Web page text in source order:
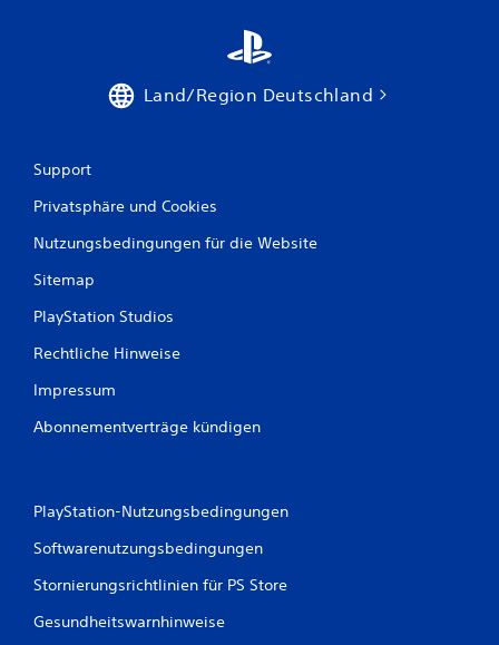
a
s
b
d
n
n
n
a
n
t
a
n
e
b
n
e
n
u
n
d
r
u
a
Land/Region Deutschland
Support
Privatsphäre und Cookies
Nutzungsbedingungen für die Website
Sitemap
PlayStation Studios
Rechtliche Hinweise
Impressum
Abonnementverträge kündigen
PlayStation-Nutzungsbedingungen
Softwarenutzungsbedingungen
Stornierungsrichtlinien für PS Store
Gesundheitswarnhinweise